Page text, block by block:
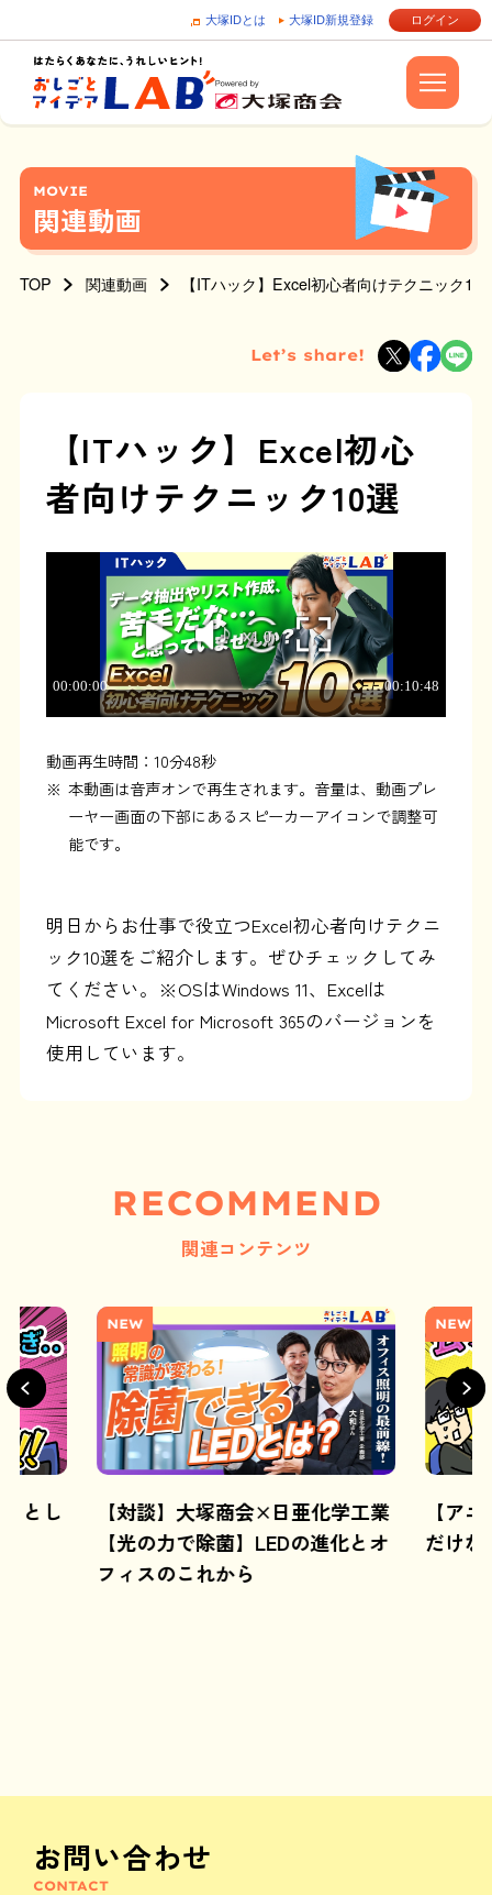
大塚IDとは 大塚ID新規登録 ログイン
MOVIE
関連動画
TOP 関連動画 【ITハック】Excel初心者向けテクニック10
Let’s share!
【ITハック】Excel初心
者向けテクニック10選
動画再生時間：10分48秒
※ 本動画は音声オンで再生されます。音量は、動画プレ
ーヤー画面の下部にあるスピーカーアイコンで調整可
能です。
明日からお仕事で役立つExcel初心者向けテクニ
ック10選をご紹介します。ぜひチェックしてみ
てください。※OSはWindows 11、Excelは
Microsoft Excel for Microsoft 365のバージョンを
使用しています。
RECOMMEND
関連コンテンツ
とし
NEW
【対談】大塚商会×日亜化学工業
【光の力で除菌】LEDの進化とオ
フィスのこれから
NEW
【ア
だけ
お問い合わせ
CONTACT